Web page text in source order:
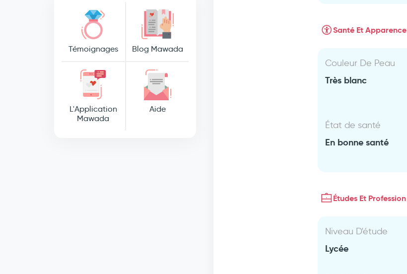
Témoignages Blog Mawada
L'Application
Mawada
Aide
Santé Et Apparence
Couleur De Peau
Très blanc
État de santé
En bonne santé
Études Et Profession
Niveau D'étude
Lycée